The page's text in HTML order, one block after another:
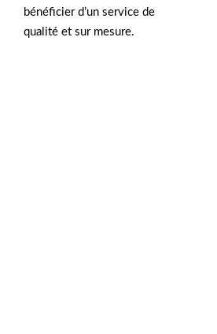
bénéficier d’un service de
qualité et sur mesure.